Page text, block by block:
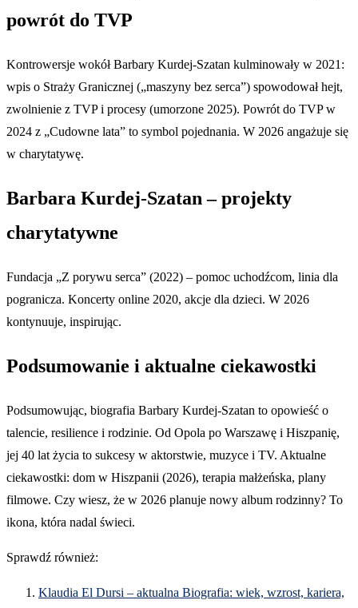
powrót do TVP
Kontrowersje wokół Barbary Kurdej-Szatan kulminowały w 2021:
wpis o Straży Granicznej („maszyny bez serca”) spowodował hejt,
zwolnienie z TVP i procesy (umorzone 2025). Powrót do TVP w
2024 z „Cudowne lata” to symbol pojednania. W 2026 angażuje się
w charytatywę.
Barbara Kurdej-Szatan – projekty
charytatywne
Fundacja „Z porywu serca” (2022) – pomoc uchodźcom, linia dla
pogranicza. Koncerty online 2020, akcje dla dzieci. W 2026
kontynuuje, inspirując.
Podsumowanie i aktualne ciekawostki
Podsumowując, biografia Barbary Kurdej-Szatan to opowieść o
talencie, resilience i rodzinie. Od Opola po Warszawę i Hiszpanię,
jej 40 lat życia to sukcesy w aktorstwie, muzyce i TV. Aktualne
ciekawostki: dom w Hiszpanii (2026), terapia małżeńska, plany
filmowe. Czy wiesz, że w 2026 planuje nowy album rodzinny? To
ikona, która nadal świeci.
Sprawdź również:
Klaudia El Dursi – aktualna Biografia: wiek, wzrost, kariera,